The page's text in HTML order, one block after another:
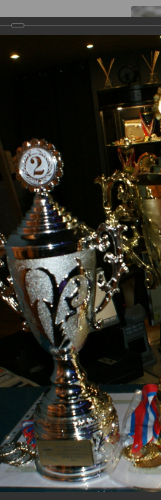
Направления работы Галерея